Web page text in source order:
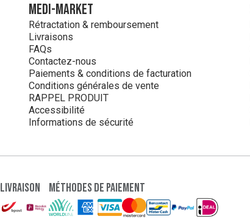
MEDI-MARKET
Rétractation & remboursement
Livraisons
FAQs
Contactez-nous
Paiements & conditions de facturation
Conditions générales de vente
RAPPEL PRODUIT
Accessibilité
Informations de sécurité
Livraison Méthodes de paiement